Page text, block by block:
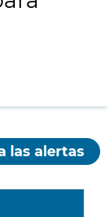
las alertas